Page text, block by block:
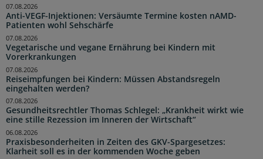
Anti-VEGF-Injektionen: Versäumte Termine kosten nAMD-
Patienten wohl Sehschärfe
07.08.2026
Vegetarische und vegane Ernährung bei Kindern mit
Vorerkrankungen
07.08.2026
Reiseimpfungen bei Kindern: Müssen Abstandsregeln
eingehalten werden?
07.08.2026
Gesundheitsrechtler Thomas Schlegel: „Krankheit wirkt wie
eine stille Rezession im Inneren der Wirtschaft“
07.08.2026
Praxisbesonderheiten in Zeiten des GKV-Spargesetzes:
Klarheit soll es in der kommenden Woche geben
06.08.2026